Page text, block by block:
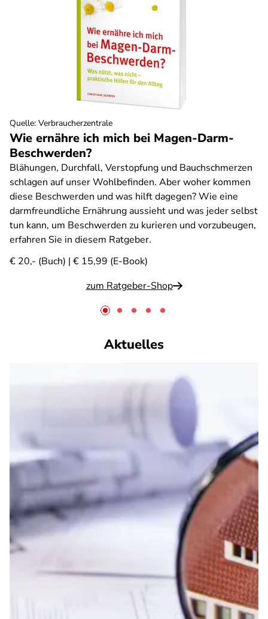
Wie ernähre ich mich bei Magen-Darm-
Beschwerden?
Blähungen, Durchfall, Verstopfung und Bauchschmerzen
schlagen auf unser Wohlbefinden. Aber woher kommen
diese Beschwerden und was hilft dagegen? Wie eine
darmfreundliche Ernährung aussieht und was jeder selbst
tun kann, um Beschwerden zu kurieren und vorzubeugen,
erfahren Sie in diesem Ratgeber.
€ 20,- (Buch) | € 15,99 (E-Book)
zum Ratgeber-Shop
Quelle: Verbraucherzentrale
Aktuelles